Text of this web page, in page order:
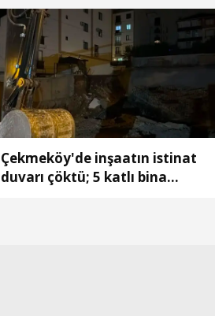
Çekmeköy'de inşaatın istinat
duvarı çöktü; 5 katlı bina